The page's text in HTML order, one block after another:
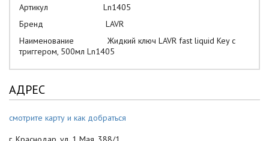
Артикул Ln1405
Бренд LAVR
Наименование Жидкий ключ LAVR fast liquid Key с
триггером, 500мл Ln1405
АДРЕС
смотрите карту и как добраться